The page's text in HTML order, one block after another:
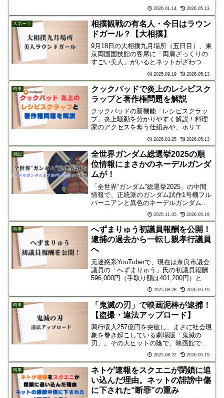
電力の20年高値買取など、驚きの仕組み
を深掘りします。本当に安くなるのか、
メリット・デメリットや向いている人を
分かりやすく紹介。
2026.01.14 2026.05.13
スポーツ
相撲観戦の有名人・今日はラウン
ドガール？【大相撲】
9月18日の大相撲九月場所（五日目）、東
京両国国技館の客席に「両肩ざっくりの
すごい美人」がいるとネットがざわつい
たという話を耳にしたので調べてみまし
た。注目を集めたラウンドガール大相撲
九月場所五日目、熱戦が繰り広げられる
中、テレビ中継が捉え...
2025.09.19 2026.05.13
時事
クックパッドで炎上のレシピスク
ラップと著作権問題を解説
クックパッドの新機能「レシピスクラッ
プ」炎上騒動を分かりやすく解説！料理
家のアクセスを奪う仕組みや、ホリエモ
ンとリュウジの著作権論争から見えてく
る「法とモラル」の問題点とは？クリエ
イターの財産であるレシピとプラットフ
ォームのあり方を考察します。
2026.03.25 2026.05.13
雑記
全世界ガンダム総選挙2025の順
位情報にまさかのネーデルガンダ
ムが！
「全世界“ガンダム”総選挙2025」の中間
情報で、正統派のガンダム試作1号機フル
バーニアンと異色のネーデルガンダムが
順位拮抗中！驚きの結果を覗いてみま
2025.11.05 2026.05.19
時事
へずまりゅう初議員報酬を公開！
逮捕の過去から一転し親孝行議員
へ
元迷惑系YouTuberで、現在は奈良市議会
議員の「へずまりゅう」氏の初議員報酬
596,000円（手取り額は401,200円）と、
その報酬を親孝行の為に使ったことが話
題になっています。かつて悪い意味で世
間を騒がせまくったへずま氏の今回の話
題...
2025.08.28 2026.05.19
時事
「鬼滅の刃」で映画泥棒が逮捕！
【盗撮・違法アップロード】
興行収入257億円を突破し、まさに社会現
象を巻き起こしている劇場版「鬼滅の
刃」。その大ヒットの陰で、映画館での
盗撮やSNSでの違法アップロードといっ
た問題が深刻化しています。なぜこのよ
うな問題が起こり、私たちはどう向き合
っていくべきなのでし...
2025.08.22 2026.05.19
時事
ネトゲ速報をスクエニが閉鎖に追
い込んだ理由。ネットの誹謗中傷
に下された“断罪”の重み